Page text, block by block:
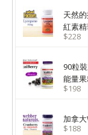
天然
紅素
$228
90粒
能量
$198
加拿
$188